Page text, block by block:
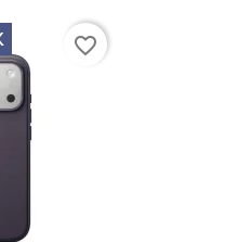
favorite_border